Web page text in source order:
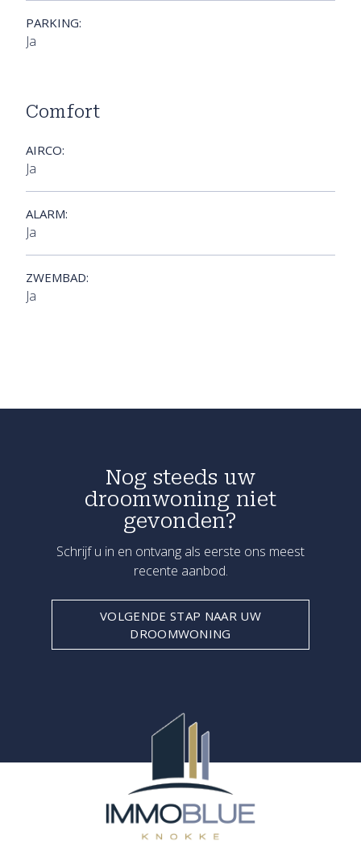
PARKING:
Ja
Comfort
AIRCO:
Ja
ALARM:
Ja
ZWEMBAD:
Ja
Nog steeds uw
droomwoning niet
gevonden?
Schrijf u in en ontvang als eerste ons meest
recente aanbod.
VOLGENDE STAP NAAR UW
DROOMWONING